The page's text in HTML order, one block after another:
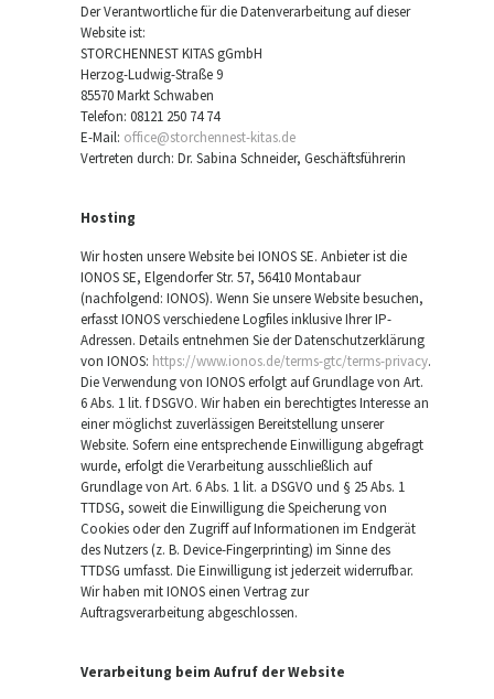
Der Verantwortliche für die Datenverarbeitung auf dieser
Website ist:
STORCHENNEST KITAS gGmbH
Herzog-Ludwig-Straße 9
85570 Markt Schwaben
Telefon: 08121 250 74 74
E-Mail: office@storchennest-kitas.de
Vertreten durch: Dr. Sabina Schneider, Geschäftsführerin
Hosting
Wir hosten unsere Website bei IONOS SE. Anbieter ist die
IONOS SE, Elgendorfer Str. 57, 56410 Montabaur
(nachfolgend: IONOS). Wenn Sie unsere Website besuchen,
erfasst IONOS verschiedene Logfiles inklusive Ihrer IP-
Adressen. Details entnehmen Sie der Datenschutzerklärung
von IONOS: https://www.ionos.de/terms-gtc/terms-privacy.
Die Verwendung von IONOS erfolgt auf Grundlage von Art.
6 Abs. 1 lit. f DSGVO. Wir haben ein berechtigtes Interesse an
einer möglichst zuverlässigen Bereitstellung unserer
Website. Sofern eine entsprechende Einwilligung abgefragt
wurde, erfolgt die Verarbeitung ausschließlich auf
Grundlage von Art. 6 Abs. 1 lit. a DSGVO und § 25 Abs. 1
TTDSG, soweit die Einwilligung die Speicherung von
Cookies oder den Zugriff auf Informationen im Endgerät
des Nutzers (z. B. Device-Fingerprinting) im Sinne des
TTDSG umfasst. Die Einwilligung ist jederzeit widerrufbar.
Wir haben mit IONOS einen Vertrag zur
Auftragsverarbeitung abgeschlossen.
Verarbeitung beim Aufruf der Website